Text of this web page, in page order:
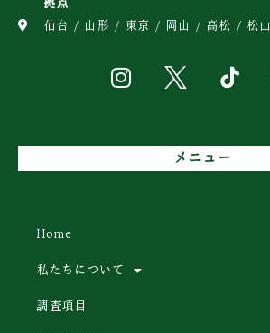
拠点
仙台 / 山形 / 東京 / 岡山 / 高松 / 松山
メニュー
Home
私たちについて
調査項目